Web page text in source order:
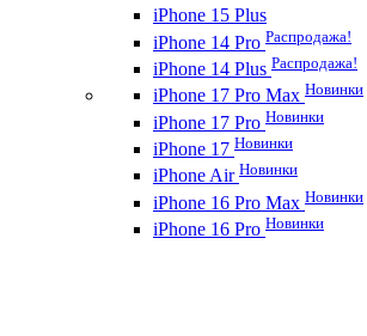
iPhone 15 Plus
iPhone 14 Pro Распродажа!
iPhone 14 Plus Распродажа!
iPhone 17 Pro Max Новинки
iPhone 17 Pro Новинки
iPhone 17 Новинки
iPhone Air Новинки
iPhone 16 Pro Max Новинки
iPhone 16 Pro Новинки